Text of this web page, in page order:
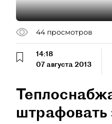
44 просмотров
14:18
07 августа 2013
штрафовать